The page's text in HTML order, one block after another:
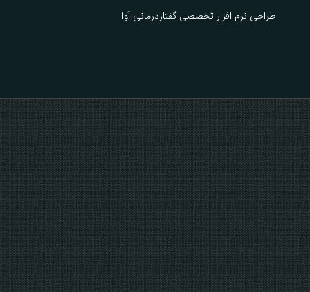
طراحی نرم افزار تخصصی گفتاردرمانی آوا